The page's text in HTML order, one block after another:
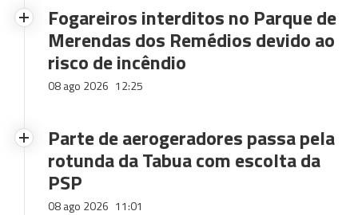
Fogareiros interditos no Parque de
Merendas dos Remédios devido ao
risco de incêndio
08 ago 2026 12:25
Parte de aerogeradores passa pela
rotunda da Tabua com escolta da
PSP
08 ago 2026 11:01